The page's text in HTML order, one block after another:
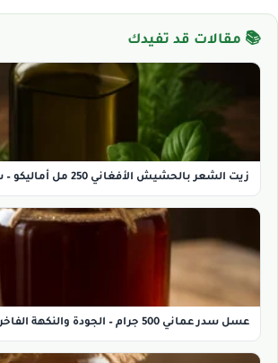
📚 مقالات قد تفيدك
زيت الشعر بالحشيش الأفغاني 250 مل أماليكو – سر جمال شعرك
عسل سدر عماني 500 جرام – الجودة والنكهة الفاخرة